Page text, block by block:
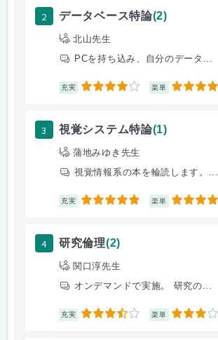
2 データベース特論(2)
北山先生
PCを持ち込み、自分のデータ...
充実 4 楽単 4.5
3 視覚システム特論(1)
蒲地みゆき先生
視覚情報系の本を輪読します。...
充実 5 楽単 4
4 研究倫理(2)
関口淳先生
オンデマンドで実施。 研究の...
充実 3.5 楽単 3